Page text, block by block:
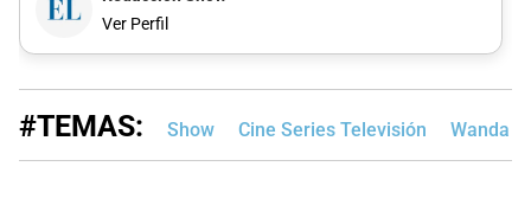
Ver Perfil
#TEMAS: Show Cine Series Televisión Wanda